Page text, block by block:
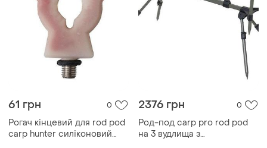
61 грн 0
Рогач кінцевий для rod pod
carp hunter силіконовий
2376 грн 0
Род-под carp pro rod pod
на 3 вудлища з